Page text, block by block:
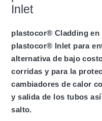
Inlet
plastocor® Cladding en
plastocor® Inlet para
alternativa de bajo
corridas y para la
cambiadores de calor
y salida de los tubos
salto.